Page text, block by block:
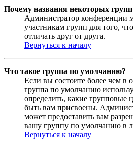
Почему названия некоторых
Администратор конференции
участникам групп для того,
отличать друг от друга.
Вернуться к началу
Что такое группа по умолчанию?
Если вы состоите более чем в
группа по умолчанию
определить, какие групповые
быть вам присвоены.
может предоставить вам
вашу группу по умолчанию в
Вернуться к началу